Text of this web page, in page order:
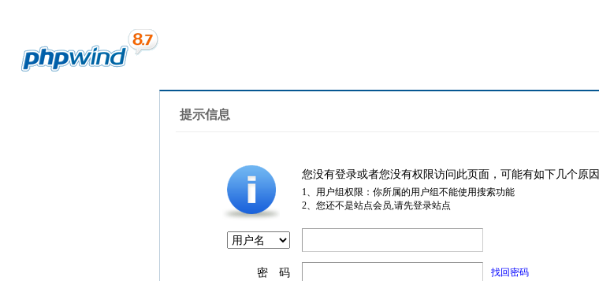
提示信息
您没有登录或者您没有权限访问此页面，可能有如下几个原因
1、用户组权限：你所属的用户组不能使用搜索功能
2、您还不是站点会员,请先登录站点
密 码 找回密码